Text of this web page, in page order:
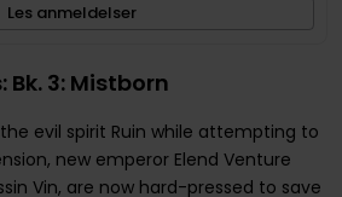
Les anmeldelser
Bk. 3: Mistborn
evil spirit Ruin while attempting to
new emperor Elend Venture
Vin, are now hard-pressed to save